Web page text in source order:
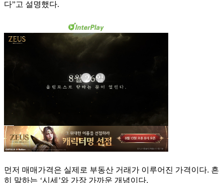
다”고 설명했다.
먼저 매매가격은 실제로 부동산 거래가 이루어진 가격이다. 흔
히 말하는 ‘시세’와 가장 가까운 개념이다.